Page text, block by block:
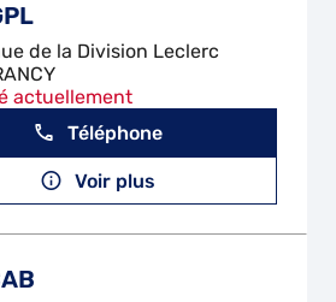
de la Division Leclerc
actuellement
Téléphone
Voir plus